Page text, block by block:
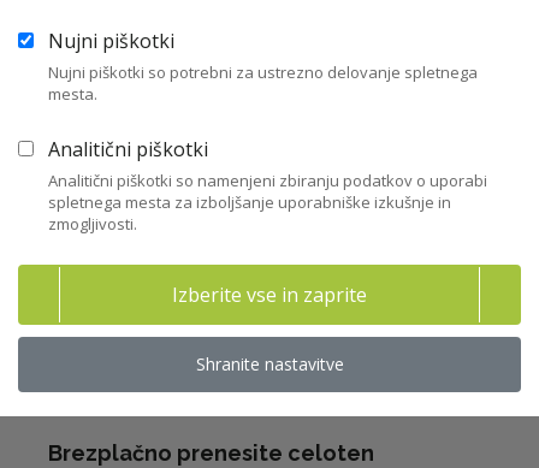
revidiranjem
Postanite član ZNS Prijava v moj ZNS
Brezplačno prenesite celoten
Nujni piškotki
Nujni piškotki so potrebni za ustrezno delovanje spletnega
mesta.
Analitični piškotki
Analitični piškotki so namenjeni zbiranju podatkov o uporabi
spletnega mesta za izboljšanje uporabniške izkušnje in
zmogljivosti.
Izberite vse in zaprite
Shranite nastavitve